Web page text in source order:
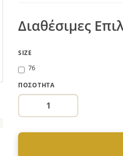
Διαθέσιμες
SIZE
76
ΠΟΣΌΤΗΤΑ